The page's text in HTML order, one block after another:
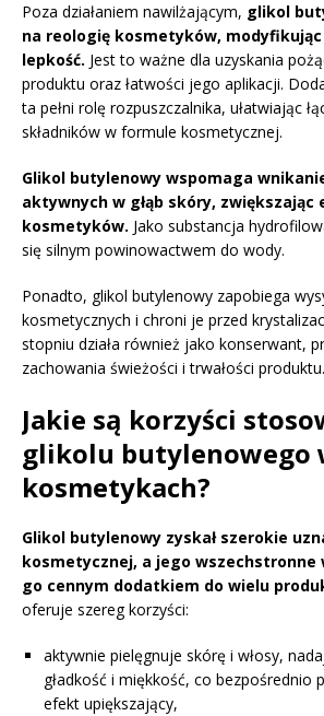
Poza działaniem nawilżającym, glikol
na reologię kosmetyków,
lepkość. Jest to ważne dla uzyskania
produktu oraz łatwości jego aplikacji.
ta pełni rolę rozpuszczalnika, ułatwiając
składników w formule kosmetycznej.
Glikol butylenowy wspomaga
aktywnych w głąb skóry, zwiększając
kosmetyków. Jako substancja
się silnym powinowactwem do wody.
Ponadto, glikol butylenowy zapobiega
kosmetycznych i chroni je przed
stopniu działa również jako konserwant,
zachowania świeżości i trwałości produktu.
Jakie są korzyści
glikolu butylenowego
kosmetykach?
Glikol butylenowy zyskał szerokie
kosmetycznej, a jego wszechstronne
go cennym dodatkiem do wielu
oferuje szereg korzyści:
aktywnie pielęgnuje skórę i włosy,
gładkość i miękkość, co bezpośrednio
efekt upiększający,